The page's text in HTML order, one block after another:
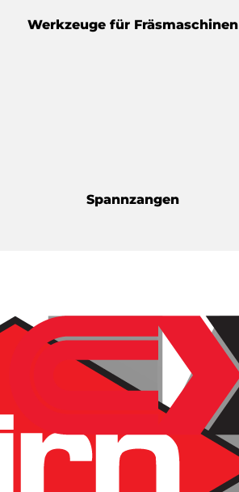
Werkzeuge für Fräsmaschinen
Spannzangen